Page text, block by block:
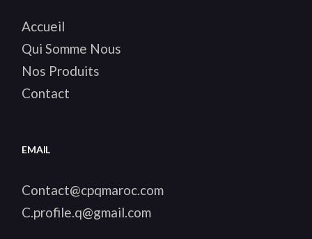
Accueil
Qui Somme Nous
Nos Produits
Contact
EMAIL
Contact@cpqmaroc.com
C.profile.q@gmail.com